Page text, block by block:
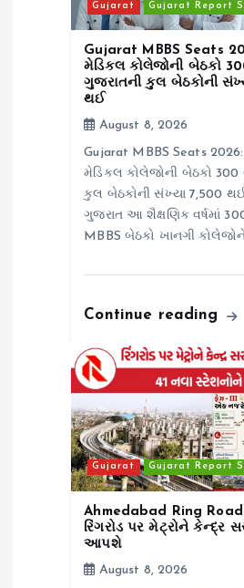
Gujarat Gujarat Report
Gujarat MBBS Seats
મેડિકલ કોલેજોની બેઠકો
ગુજરાતની કુલ બેઠકોની
થઈ
August 8, 2026
Gujarat MBBS Seats
મેડિકલ કોલેજોની બેઠકો 300
કુલ બેઠકોની સંખ્યા 7,500
ગુજરાત આ શૈક્ષણિક વર્ષમાં 300
MBBS બેઠકો ખાનગી
Continue reading
Gujarat Gujarat Report
Ahmedabad Ring
રિંગરોડ પર મેટ્રોને કેન્દ્ર
આપશે
August 8, 2026